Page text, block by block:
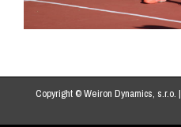
Copyright © Weiron Dynamics, s.r.o. |